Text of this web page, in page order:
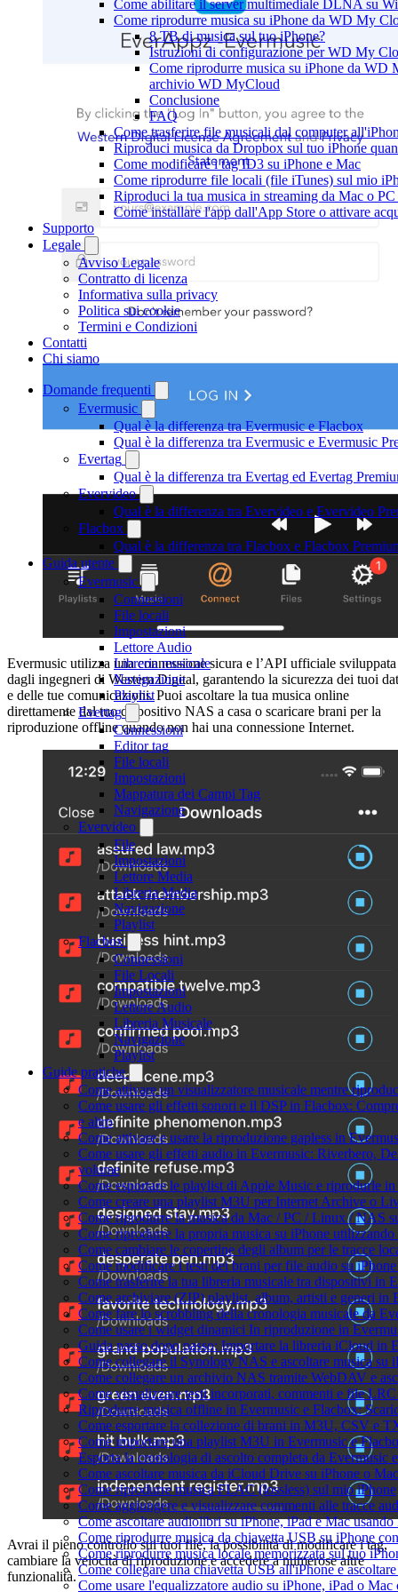
Come abilitare il server multimediale DLNA su
Come riprodurre musica su iPhone da WD My
8 TB di musica sul tuo iPhone?
Istruzioni di configurazione per WD My
Come riprodurre musica su iPhone da
archivio WD MyCloud
Conclusione
FAQ
Come trasferire file musicali dal computer
Riproduci musica da Dropbox sul tuo iPhone
Come modificare i tag ID3 su iPhone e Mac
Come riprodurre file locali (file iTunes) sul mio
Riproduci la tua musica in streaming da Mac o
Come installare l'app dall'App Store o attivare
Supporto
Legale
Avviso Legale
Contratto di licenza
Informativa sulla privacy
Politica sui cookie
Termini e Condizioni
Contatti
Chi siamo
Domande frequenti
Evermusic
Qual è la differenza tra Evermusic e Flacbox
Qual è la differenza tra Evermusic e Evermusic
Evertag
Qual è la differenza tra Evertag ed Evertag
Evervideo
Qual è la differenza tra Evervideo e Evervideo
Flacbox
Qual è la differenza tra Flacbox e Flacbox
Guida utente
Evermusic
Connessioni
File locali
Impostazioni
Lettore Audio
Libreria musicale
Navigazione
Playlist
Evertag
Connessioni
Editor tag
File locali
Impostazioni
Mappatura dei Campi Tag
Navigazione
Evervideo
File
Impostazioni
Lettore Media
Libreria Media
Navigazione
Playlist
Flacbox
Connessioni
File Locali
Impostazioni
Lettore Audio
Libreria Musicale
Navigazione
Playlist
Guide pratiche
Come attivare un visualizzatore musicale mentre
Come usare gli effetti sonori e il DSP in Flacbox:
e altro
Come attivare e usare la riproduzione gapless in
Come usare gli effetti audio in Evermusic: Riverbero,
volume
Come esportare le playlist di Apple Music e riprodurle
Come creare una playlist M3U per Internet Archive o
Come riprodurre la musica da Mac / PC / Linux / NAS
Come riprodurre la propria musica su iPhone utilizzando
Come cambiare le copertine degli album per le tracce
Come modificare i testi dei brani per file audio su
Come trasferire la tua libreria musicale tra dispositivi in
Come archiviare (ZIP) playlist, album, artisti e generi
Come fare lo scrobbling della cronologia musicale da
Come usare i widget dinamici In riproduzione in
Guida passo dopo passo: Importare la libreria iCloud in
Come collegare il Synology NAS e ascoltare musica su
Come collegare un archivio NAS tramite WebDAV e
Come visualizzare testi incorporati, commenti e file
Riprodurre musica offline in Evermusic e Flacbox:
Come esportare la collezione di brani in M3U, CSV e
Come importare una playlist M3U in Evermusic e
Esporta la cronologia di ascolto completa da Evermusic
Come ascoltare musica da iCloud Drive su iPhone o Mac
Come riprodurre musica FLAC (lossless) sul mio iPhone
Come aggiungere e visualizzare commenti alle tracce
Come ascoltare audiolibri su iPhone, iPad e Mac
Come riprodurre musica da chiavetta USB su iPhone
Come riprodurre musica locale memorizzata sul tuo
Come collegare una chiavetta USB all'iPhone e
Come usare l'equalizzatore audio su iPhone, iPad o
Evermusic utilizza una connessione sicura e l’API ufficiale sviluppata
dagli ingegneri di Western Digital, garantendo la sicurezza dei tuoi
e delle tue comunicazioni. Puoi ascoltare la tua musica online
direttamente dal tuo dispositivo NAS a casa o scaricare brani per la
riproduzione offline quando non hai una connessione Internet.
Avrai il pieno controllo sui tuoi file, la possibilità di modificare i tag,
cambiare la velocità di riproduzione e accedere a numerose altre
funzionalità.